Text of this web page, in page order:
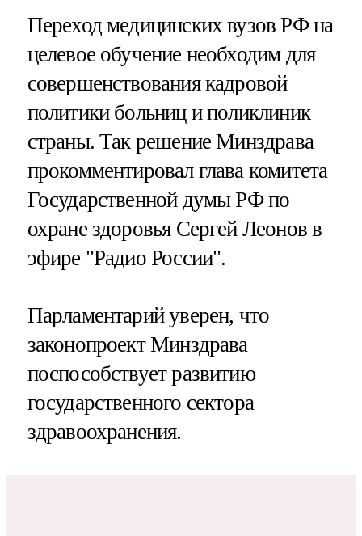
Переход медицинских вузов РФ на
целевое обучение необходим для
совершенствования кадровой
политики больниц и поликлиник
страны. Так решение Минздрава
прокомментировал глава комитета
Государственной думы РФ по
охране здоровья Сергей Леонов в
эфире "Радио России".
Парламентарий уверен, что
законопроект Минздрава
поспособствует развитию
государственного сектора
здравоохранения.